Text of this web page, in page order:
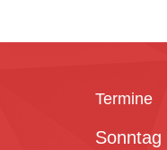
Termine
Sonntag